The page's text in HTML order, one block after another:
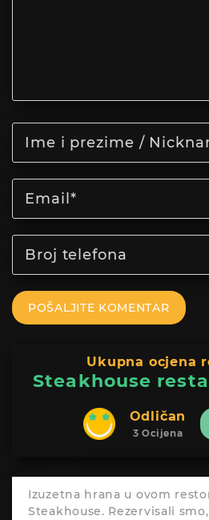
POŠALJITE KOMENTAR
Ukupna ocjena
Steakhouse
Odličan
3 Ocijena
Izuzetna hrana u ovom
Steakhouse. Rezervisali